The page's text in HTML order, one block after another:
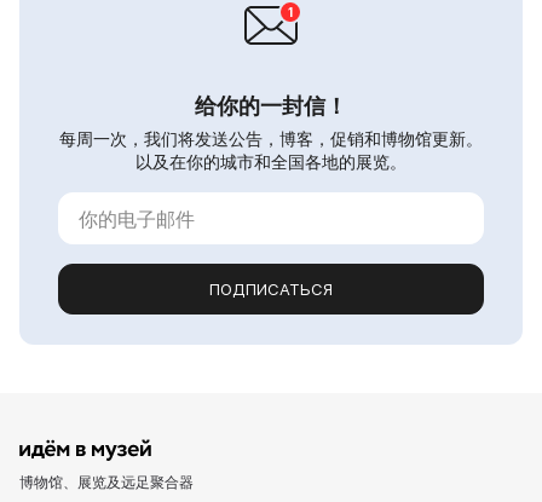
给你的一封信！
每周一次，我们将发送公告，博客，促销和博物馆更新。
以及在你的城市和全国各地的展览。
ПОДПИСАТЬСЯ
博物馆、展览及远足聚合器